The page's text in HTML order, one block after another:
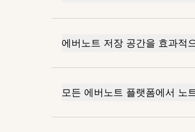
에버노트 저장 공간을 효과적
모든 에버노트 플랫폼에서 노